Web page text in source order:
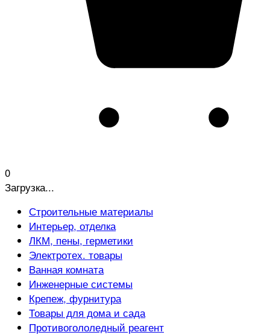
0
Загрузка...
Строительные материалы
Интерьер, отделка
ЛКМ, пены, герметики
Электротех. товары
Ванная комната
Инженерные системы
Крепеж, фурнитура
Товары для дома и сада
Противогололедный реагент